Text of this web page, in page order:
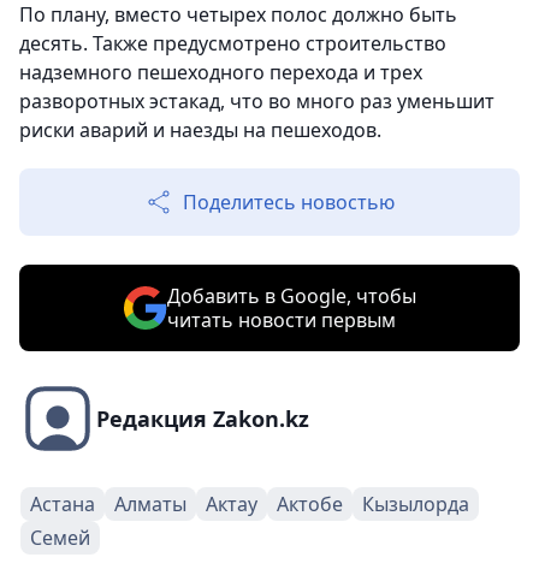
По плану, вместо четырех полос должно быть
десять. Также предусмотрено строительство
надземного пешеходного перехода и трех
разворотных эстакад, что во много раз уменьшит
риски аварий и наезды на пешеходов.
Поделитесь новостью
Добавить в Google, чтобы
читать новости первым
Редакция Zakon.kz
Астана Алматы Актау Актобе
Кызылорда
Семей